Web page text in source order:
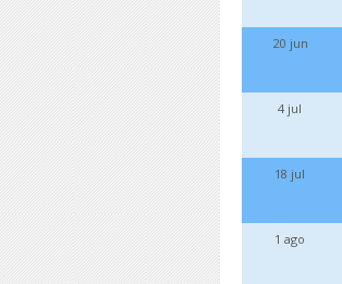
20 jun
4 jul
18 jul
1 ago